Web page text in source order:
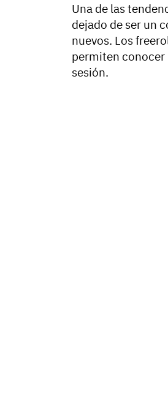
Una de las
dejado de ser un
nuevos. Los
permiten conocer
sesión.